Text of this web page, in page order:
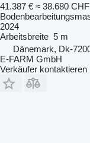
41.387 € ≈ 38.680 CHF
2024
Arbeitsbreite 5 m
Dänemark, Dk-
E-FARM GmbH
Verkäufer kontaktieren